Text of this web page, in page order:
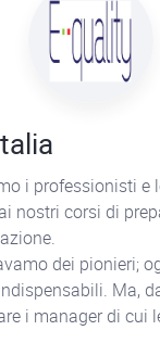
i professionisti e
nostri corsi di
dei pionieri;
Ma,
i manager di cui